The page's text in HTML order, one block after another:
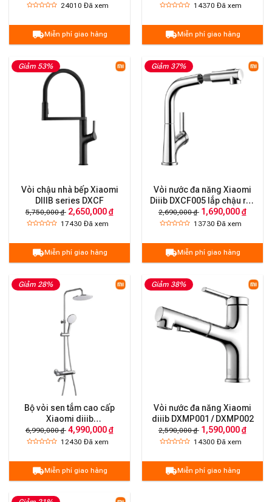
24010Đã xem
Miễn phí giao hàng
14370Đã xem
Miễn phí giao hàng
Giảm 53%
Vòi chậu nhà bếp Xiaomi
DIIIB series DXCF
5,750,000 ₫ 2,650,000 ₫
17430Đã xem
Miễn phí giao hàng
Giảm 37%
Vòi nước đa năng Xiaomi
Diiib DXCF005 lắp chậu rửa
bát
2,690,000 ₫ 1,690,000 ₫
13730Đã xem
Miễn phí giao hàng
Giảm 28%
Bộ vòi sen tắm cao cấp
Xiaomi diiib
DXHW001/DXHW003
6,990,000 ₫ 4,990,000 ₫
12430Đã xem
Miễn phí giao hàng
Giảm 38%
Vòi nước đa năng Xiaomi
diiib DXMP001 / DXMP002
2,590,000 ₫ 1,590,000 ₫
14300Đã xem
Miễn phí giao hàng